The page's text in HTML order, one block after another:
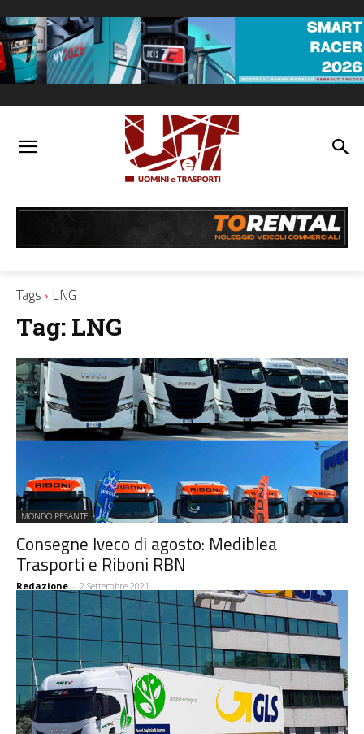
Tags LNG
Tag: LNG
MONDO PESANTE
Consegne Iveco di agosto: Mediblea
Trasporti e Riboni RBN
Redazione - 2 Settembre 2021